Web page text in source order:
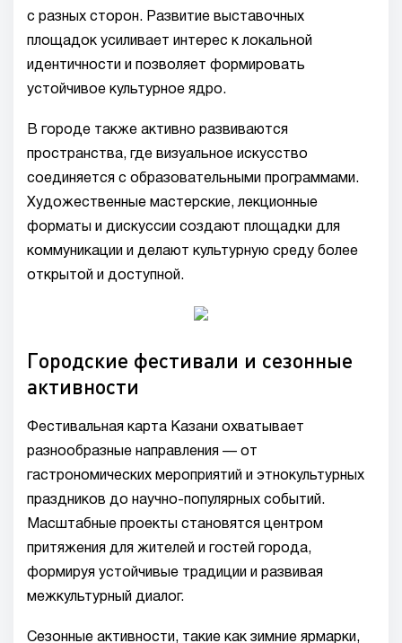
с разных сторон. Развитие выставочных
площадок усиливает интерес к локальной
идентичности и позволяет формировать
устойчивое культурное ядро.
В городе также активно развиваются
пространства, где визуальное искусство
соединяется с образовательными программами.
Художественные мастерские, лекционные
форматы и дискуссии создают площадки для
коммуникации и делают культурную среду более
открытой и доступной.
Городские фестивали и сезонные
активности
Фестивальная карта Казани охватывает
разнообразные направления — от
гастрономических мероприятий и этнокультурных
праздников до научно-популярных событий.
Масштабные проекты становятся центром
притяжения для жителей и гостей города,
формируя устойчивые традиции и развивая
межкультурный диалог.
Сезонные активности, такие как зимние ярмарки,